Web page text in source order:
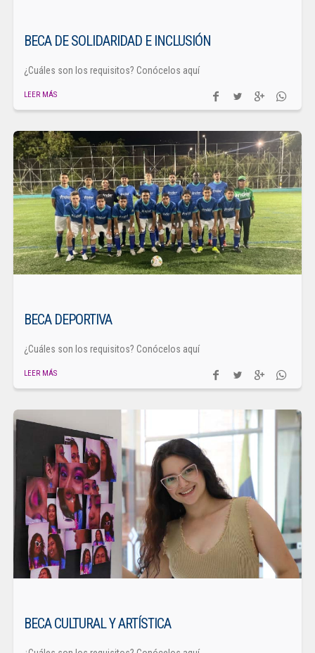
BECA DE SOLIDARIDAD E INCLUSIÓN
¿Cuáles son los requisitos? Conócelos aquí
LEER MÁS
BECA DEPORTIVA
¿Cuáles son los requisitos? Conócelos aquí
LEER MÁS
BECA CULTURAL Y ARTÍSTICA